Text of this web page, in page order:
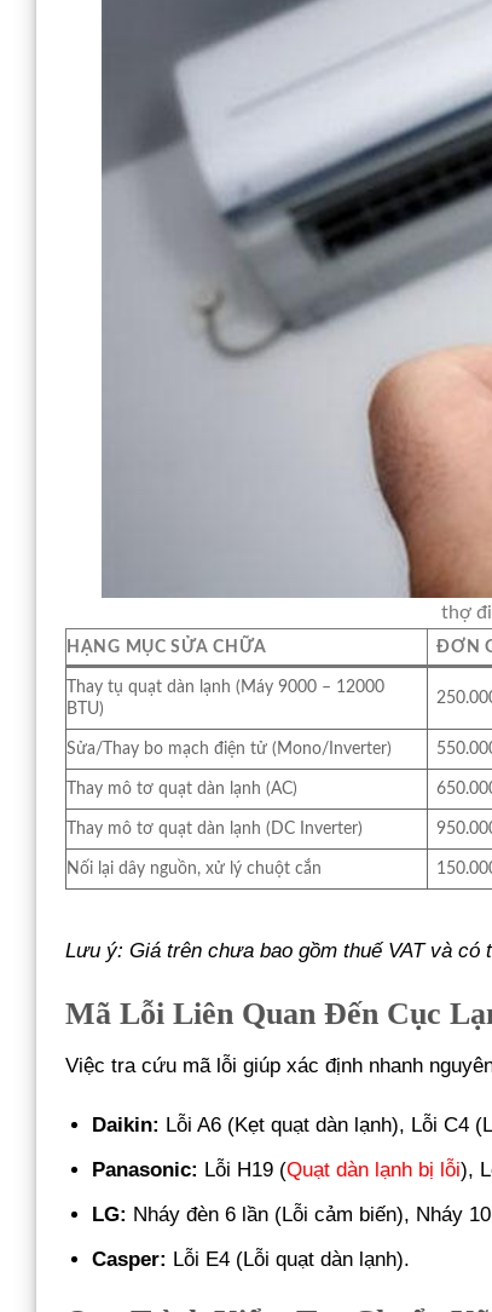
thợ
HẠNG MỤC SỬA CHỮA ĐƠN
Thay tụ quạt dàn lạnh (Máy 9000 – 12000
BTU)
Sửa/Thay bo mạch điện tử (Mono/Inverter)
Thay mô tơ quạt dàn lạnh (AC)
Thay mô tơ quạt dàn lạnh (DC Inverter)
Nối lại dây nguồn, xử lý chuột cắn
Lưu ý: Giá trên chưa bao gồm thuế VAT và
Mã Lỗi Liên Quan Đến Cục
Việc tra cứu mã lỗi giúp xác định nhanh
Daikin: Lỗi A6 (Kẹt quạt dàn lạnh), Lỗi C4
Panasonic: Lỗi H19 (Quạt dàn lạnh bị lỗi),
LG: Nháy đèn 6 lần (Lỗi cảm biến), Nháy
Casper: Lỗi E4 (Lỗi quạt dàn lạnh).